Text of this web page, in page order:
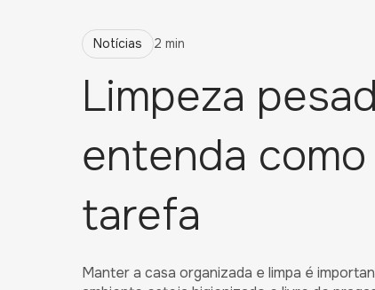
Notícias 2 min
Limpeza
entenda
tarefa
Manter a casa organizada e limpa é